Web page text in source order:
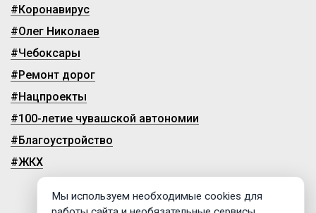
#Коронавирус
#Олег Николаев
#Чебоксары
#Ремонт дорог
#Нацпроекты
#100-летие чувашской автономии
#Благоустройство
#ЖКХ
Мы используем необходимые cookies для